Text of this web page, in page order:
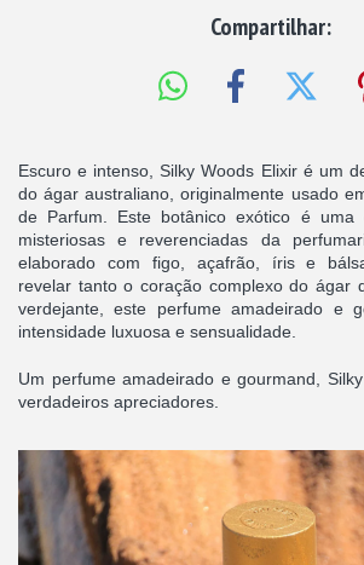
Compartilhar:
Escuro e intenso, Silky Woods Elixir é um
do ágar australiano, originalmente usado
de Parfum. Este botânico exótico é uma
misteriosas e reverenciadas da
elaborado com figo, açafrão, íris e
revelar tanto o coração complexo do ágar
verdejante, este perfume amadeirado e
intensidade luxuosa e sensualidade.
Um perfume amadeirado e gourmand,
verdadeiros apreciadores.